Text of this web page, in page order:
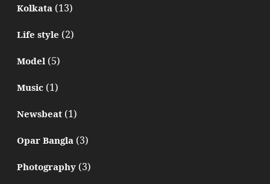
Kolkata(13)
Life style (2)
Model(5)
Music(1)
Newsbeat(1)
Opar Bangla(3)
Photography(3)